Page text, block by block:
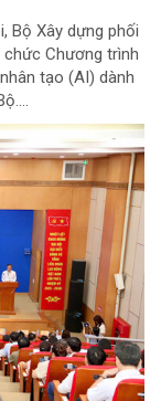
Bộ Xây dựng phối
Chương trình
tạo (AI) dành